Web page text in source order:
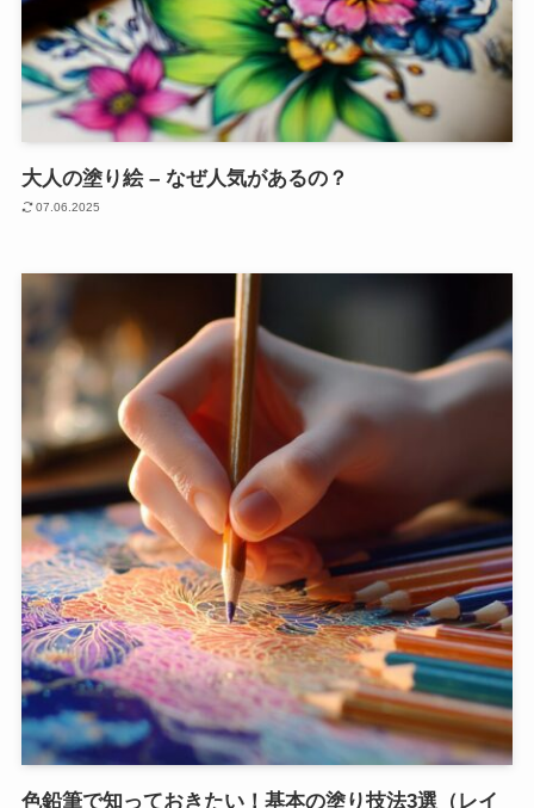
大人の塗り絵 – なぜ人気があるの？
07.06.2025
色鉛筆で知っておきたい！基本の塗り技法3選（レイ